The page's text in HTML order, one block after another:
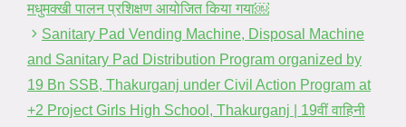
मधुमक्खी पालन प्रशिक्षण आयोजित किया गया￼
Sanitary Pad Vending Machine, Disposal Machine
and Sanitary Pad Distribution Program organized by
19 Bn SSB, Thakurganj under Civil Action Program at
+2 Project Girls High School, Thakurganj | 19वीं वाहिनी